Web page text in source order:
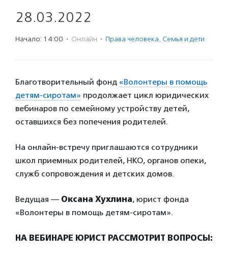
28.03.2022
Начало: 14:00 · Онлайн · Права человека, Семья и дети
Благотворительный фонд «Волонтеры в помощь
детям-сиротам» продолжает цикл юридических
вебинаров по семейному устройству детей,
оставшихся без попечения родителей.
На онлайн-встречу приглашаются сотрудники
школ приемных родителей, НКО, органов опеки,
служб сопровождения и детских домов.
Ведущая — Оксана Хухлина, юрист фонда
«Волонтеры в помощь детям-сиротам».
НА ВЕБИНАРЕ ЮРИСТ РАССМОТРИТ ВОПРОСЫ: